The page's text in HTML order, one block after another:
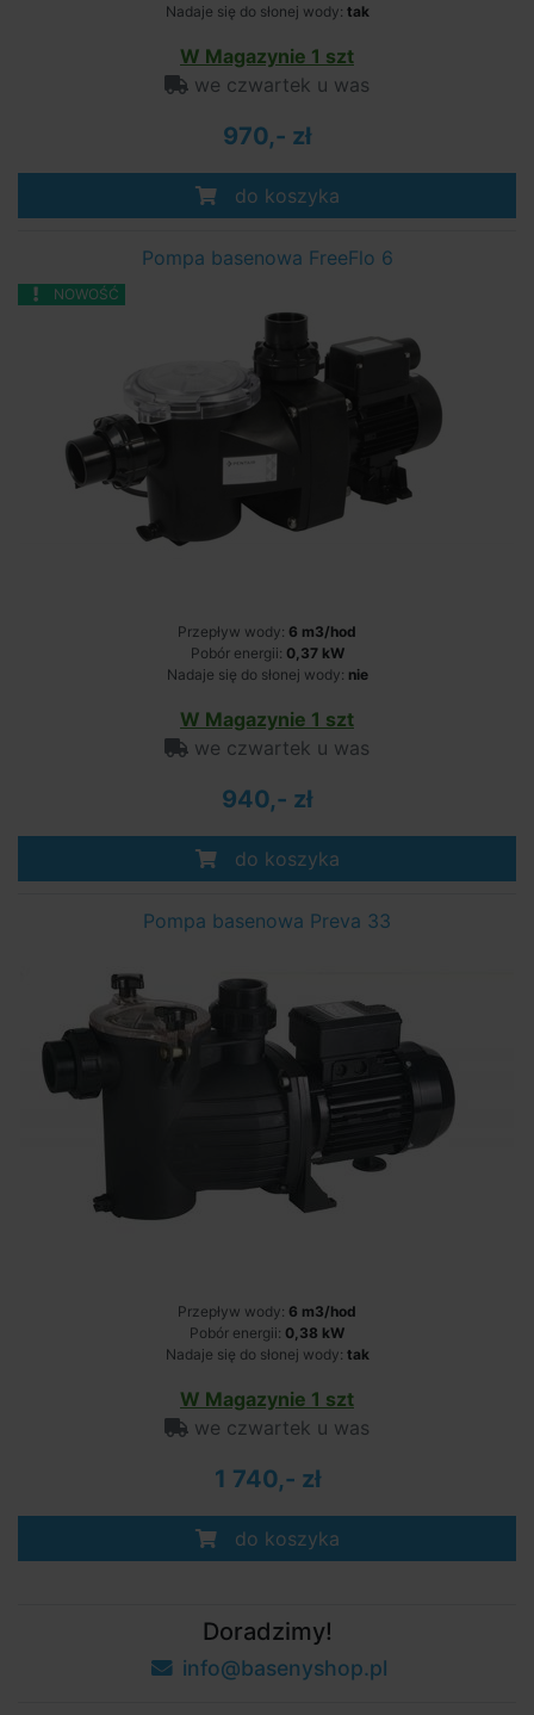
Nadaje się do słonej wody: tak
W Magazynie 1 szt
we czwartek u was
970,- zł
do koszyka
Pompa basenowa FreeFlo 6
NOWOŚĆ
Przepływ wody: 6 m3/hod
Pobór energii: 0,37 kW
Nadaje się do słonej wody: nie
W Magazynie 1 szt
we czwartek u was
940,- zł
do koszyka
Pompa basenowa Preva 33
Przepływ wody: 6 m3/hod
Pobór energii: 0,38 kW
Nadaje się do słonej wody: tak
W Magazynie 1 szt
we czwartek u was
1 740,- zł
do koszyka
Doradzimy!
info@basenyshop.pl